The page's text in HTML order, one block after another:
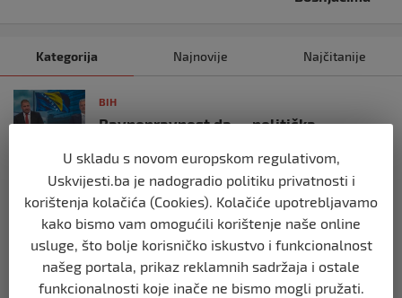
Kategorija Najnovije Najčitanije
BIH
Ravnopravnost da — politička
prije 2 mjeseca
BIH
Postoje razne špekulacije oko ukidanja
OHR-a – šta vi mislite?
prije 3 mjeseca
U skladu s novom europskom regulativom,
Uskvijesti.ba je nadogradio politiku privatnosti i
korištenja kolačića (Cookies). Kolačiće upotrebljavamo
kako bismo vam omogućili korištenje naše online
usluge, što bolje korisničko iskustvo i funkcionalnost
našeg portala, prikaz reklamnih sadržaja i ostale
funkcionalnosti koje inače ne bismo mogli pružati.